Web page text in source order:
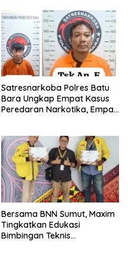
Satresnarkoba Polres Batu
Bara Ungkap Empat Kasus
Peredaran Narkotika, Empat
Bersama BNN Sumut, Maxim
Tingkatkan Edukasi
Bimbingan Teknis